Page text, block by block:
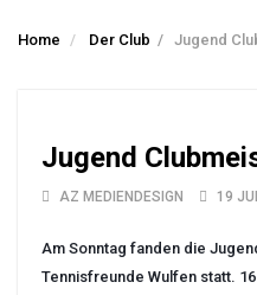
Home Der Club / Jugend
Jugend
AZ MEDIENDESIGN 19
Am Sonntag fanden die
Tennisfreunde Wulfen statt.